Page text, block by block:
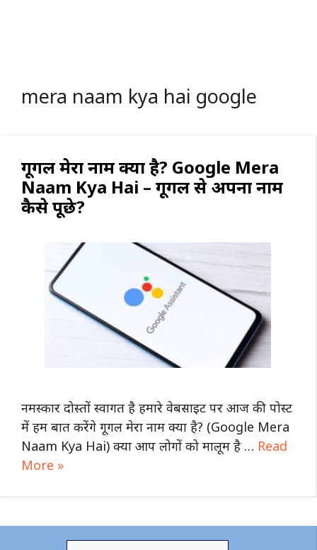
mera naam kya hai google
गूगल मेरा नाम क्या है? Google Mera
Naam Kya Hai – गूगल से अपना नाम
कैसे पूछे?
नमस्कार दोस्तों स्वागत है हमारे वेबसाइट पर आज की पोस्ट
में हम बात करेंगे गूगल मेरा नाम क्या है? (Google Mera
Naam Kya Hai) क्या आप लोगों को मालूम है … Read
More »